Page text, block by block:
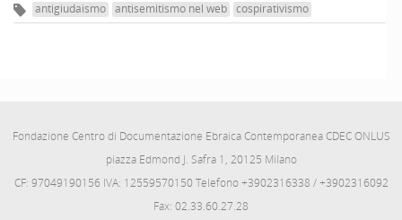
antigiudaismo antisemitismo nel web cospirativismo
Fondazione Centro di Documentazione Ebraica Contemporanea CDEC ONLUS
piazza Edmond J. Safra 1, 20125 Milano
CF: 97049190156 IVA: 12559570150 Telefono +3902316338 / +3902316092
Fax: 02.33.60.27.28